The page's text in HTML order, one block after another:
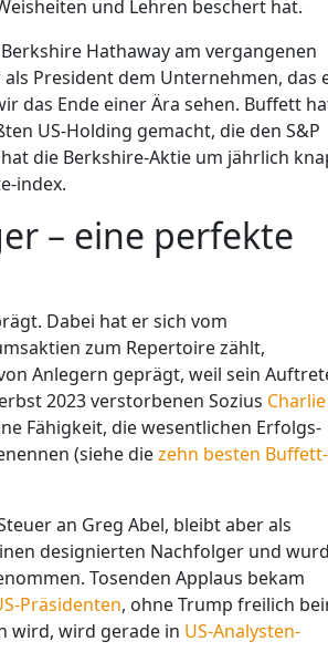
und Lehren beschert hat.
Hathaway am vergangenen
President dem Unternehmen, das
das Ende einer Ära sehen. Buffett
US-Holding gemacht, die den S&P
die Berkshire-Aktie um jährlich
index.
– eine perfekte
Dabei hat er sich vom
zum Repertoire zählt,
Anlegern geprägt, weil sein
2023 verstorbenen Sozius Charlie
Fähigkeit, die wesentlichen Erfolgs-
(siehe diezehn besten Buffett-
an Greg Abel, bleibt aber als
designierten Nachfolger und
Tosenden Applaus bekam
Präsidenten, ohne Trump freilich
wird, wird gerade in US-Analysten-